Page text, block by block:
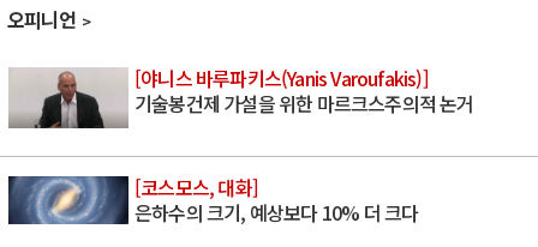
오피니언
[야니스 바루파키스(Yanis Varoufakis)]
기술봉건제 가설을 위한 마르크스주의적 논거
[코스모스, 대화]
은하수의 크기, 예상보다 10% 더 크다